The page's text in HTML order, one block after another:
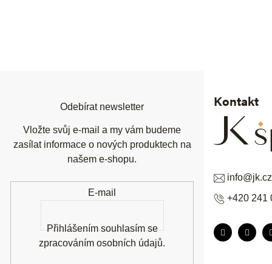
Kontakt
info@jk.cz
+420 241
Odebírat newsletter
Vložte svůj e-mail a my vám budeme
zasílat informace o nových produktech na
našem e-shopu.
E-mail
Přihlášením souhlasím se
zpracováním osobních údajů.